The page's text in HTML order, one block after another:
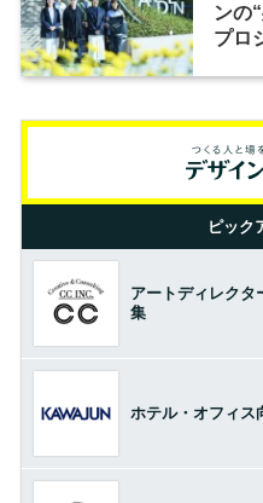
ンの
プロ
ピック
アートディレクタ
集
ホテル・オフィス